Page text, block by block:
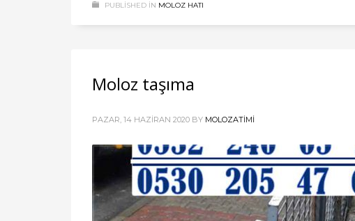
PUBLISHED IN MOLOZ HATI
Moloz taşıma
PAZAR, 14 HAZIRAN 2020 BY MOLOZATIMI